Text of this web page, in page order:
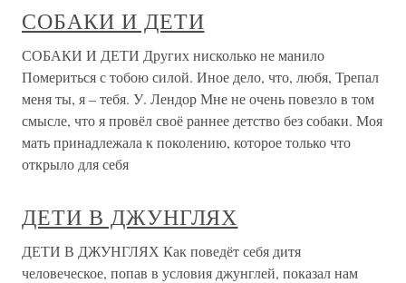
СОБАКИ И ДЕТИ
СОБАКИ И ДЕТИ Других нисколько не манило
Помериться с тобою силой. Иное дело, что, любя, Трепал
меня ты, я – тебя. У. Лендор Мне не очень повезло в том
смысле, что я провёл своё раннее детство без собаки. Моя
мать принадлежала к поколению, которое только что
открыло для себя
ДЕТИ В ДЖУНГЛЯХ
ДЕТИ В ДЖУНГЛЯХ Как поведёт себя дитя
человеческое, попав в условия джунглей, показал нам